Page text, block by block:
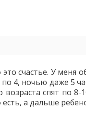
счастье. У
4, ночью даже 5
возраста спят по
а дальше